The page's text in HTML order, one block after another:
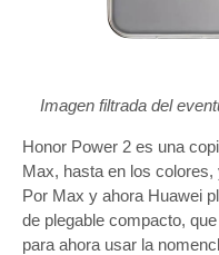
Imagen filtrada del
Honor Power 2 es una
Max, hasta en los
Por Max y ahora Huawei
de plegable compacto,
para ahora usar la